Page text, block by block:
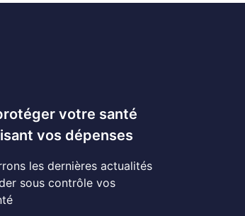
votre santé
vos dépenses
les dernières actualités
sous contrôle vos